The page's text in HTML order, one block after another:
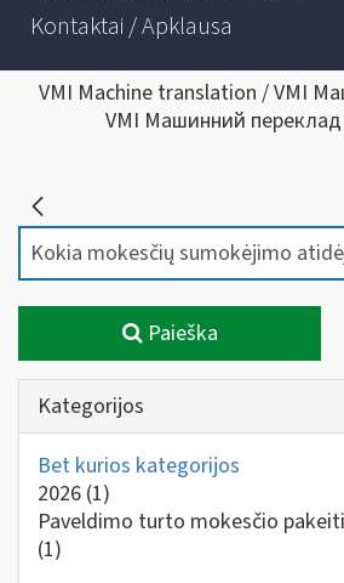
Kontaktai / Apklausa
VMI Machine translation / VMI
VMI Машинний
Paieška
Kategorijos
Bet kurios kategorijos
2026 (1)
Paveldimo turto mokesčio
(1)